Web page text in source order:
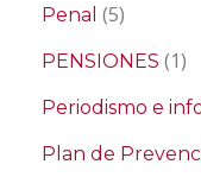
Penal (5)
PENSIONES (1)
Periodismo e
Plan de